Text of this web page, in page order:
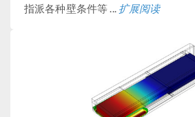
指派各种壁条件等 ... 扩展阅读